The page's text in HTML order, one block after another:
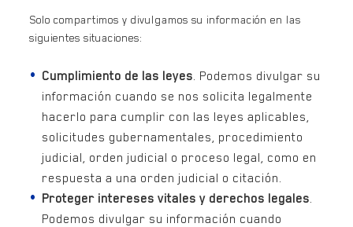
Solo compartimos y divulgamos su información en las
siguientes situaciones:
Cumplimiento de las leyes. Podemos divulgar su
información cuando se nos solicita legalmente
hacerlo para cumplir con las leyes aplicables,
solicitudes gubernamentales, procedimiento
judicial, orden judicial o proceso legal, como en
respuesta a una orden judicial o citación.
Proteger intereses vitales y derechos legales.
Podemos divulgar su información cuando